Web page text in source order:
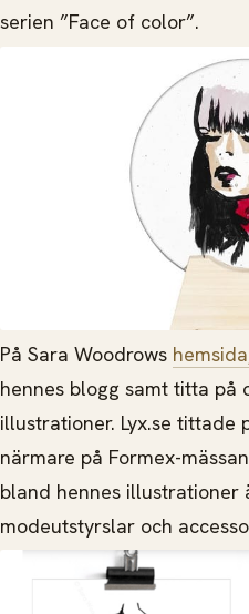
serien ”Face of color”.
På Sara Woodrows
hennes blogg samt titta på
illustrationer. Lyx.se tittade
närmare på Formex-
bland hennes illustrationer
modeutstyrslar och